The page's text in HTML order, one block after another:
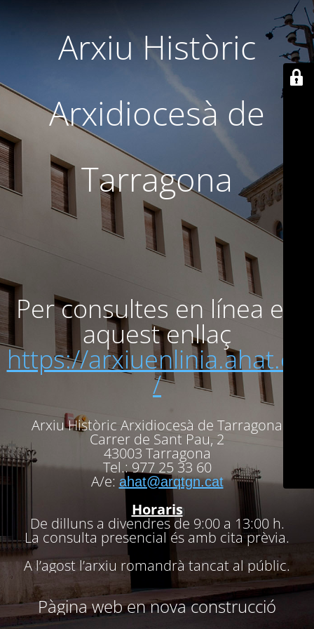
Arxiu Històric
Arxidiocesà de
Tarragona
Per consultes en línea en
aquest enllaç
https://arxiuenlinia.ahat.cat
/
Arxiu Històric Arxidiocesà de Tarragona
Carrer de Sant Pau, 2
43003 Tarragona
Tel.: 977 25 33 60
A/e: ahat@arqtgn.cat
Horaris
De dilluns a divendres de 9:00 a 13:00 h.
La consulta presencial és amb cita prèvia.
A l’agost l’arxiu romandrà tancat al públic.
Pàgina web en nova construcció